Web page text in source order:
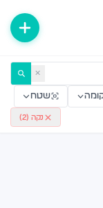
✕
שטח
נקה (2
)